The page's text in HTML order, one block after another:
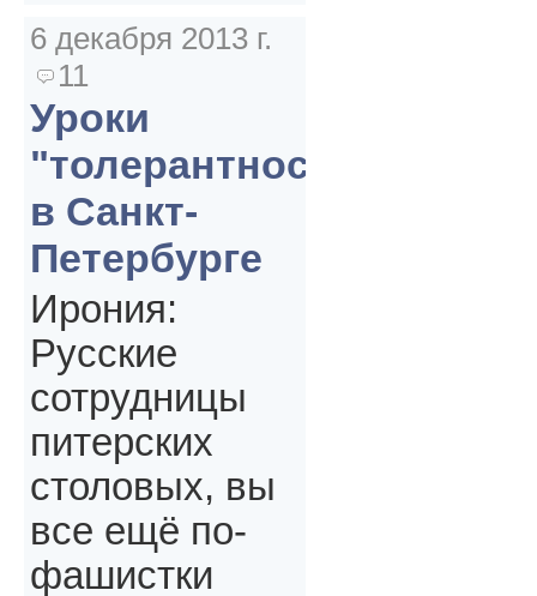
6 декабря 2013 г.
11
Уроки
"толерантности"
в Санкт-
Петербурге
Ирония:
Русские
сотрудницы
питерских
столовых, вы
все ещё по-
фашистки